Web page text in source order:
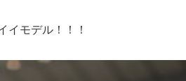
イモデル！！！